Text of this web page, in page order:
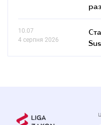
10.07
4 серпня 2026